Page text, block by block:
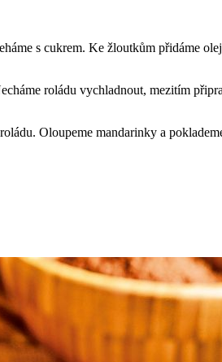
s cukrem. Ke žloutkům přidáme
roládu vychladnout, mezitím
Oloupeme mandarinky a